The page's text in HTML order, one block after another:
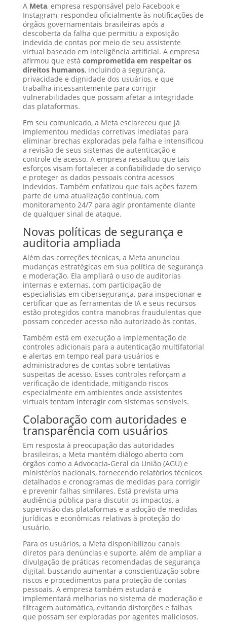
A Meta, empresa responsável pelo Facebook e
Instagram, respondeu oficialmente às notificações de
órgãos governamentais brasileiras após a
descoberta da falha que permitiu a exposição
indevida de contas por meio de seu assistente
virtual baseado em inteligência artificial. A empresa
afirmou que está comprometida em respeitar os
direitos humanos, incluindo a segurança,
privacidade e dignidade dos usuários, e que
trabalha incessantemente para corrigir
vulnerabilidades que possam afetar a integridade
das plataformas.
Em seu comunicado, a Meta esclareceu que já
implementou medidas corretivas imediatas para
eliminar brechas exploradas pela falha e intensificou
a revisão de seus sistemas de autenticação e
controle de acesso. A empresa ressaltou que tais
esforços visam fortalecer a confiabilidade do serviço
e proteger os dados pessoais contra acessos
indevidos. Também enfatizou que tais ações fazem
parte de uma atualização contínua, com
monitoramento 24/7 para agir prontamente diante
de qualquer sinal de ataque.
Novas políticas de segurança e
auditoria ampliada
Além das correções técnicas, a Meta anunciou
mudanças estratégicas em sua política de segurança
e moderação. Ela ampliará o uso de auditorias
internas e externas, com participação de
especialistas em cibersegurança, para inspecionar e
certificar que as ferramentas de IA e seus recursos
estão protegidos contra manobras fraudulentas que
possam conceder acesso não autorizado às contas.
Também está em execução a implementação de
controles adicionais para a autenticação multifatorial
e alertas em tempo real para usuários e
administradores de contas sobre tentativas
suspeitas de acesso. Esses controles reforçam a
verificação de identidade, mitigando riscos
especialmente em ambientes onde assistentes
virtuais tentam interagir com sistemas sensíveis.
Colaboração com autoridades e
transparência com usuários
Em resposta à preocupação das autoridades
brasileiras, a Meta mantém diálogo aberto com
órgãos como a Advocacia-Geral da União (AGU) e
ministérios nacionais, fornecendo relatórios técnicos
detalhados e cronogramas de medidas para corrigir
e prevenir falhas similares. Está prevista uma
audiência pública para discutir os impactos, a
supervisão das plataformas e a adoção de medidas
jurídicas e econômicas relativas à proteção do
usuário.
Para os usuários, a Meta disponibilizou canais
diretos para denúncias e suporte, além de ampliar a
divulgação de práticas recomendadas de segurança
digital, buscando aumentar a conscientização sobre
riscos e procedimentos para proteção de contas
pessoais. A empresa também estudará e
implementará melhorias no sistema de moderação e
filtragem automática, evitando distorções e falhas
que possam ser exploradas por agentes maliciosos.